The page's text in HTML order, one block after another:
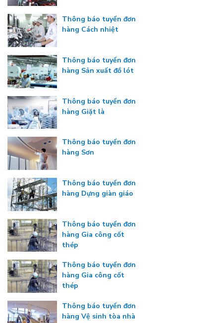
Thông báo tuyển đơn
hàng Cách nhiệt
Thông báo tuyển đơn
hàng Sản xuất đồ lót
Thông báo tuyển đơn
hàng Giặt là
Thông báo tuyển đơn
hàng Sơn
Thông báo tuyển đơn
hàng Dựng giàn giáo
Thông báo tuyển đơn
hàng Gia công cốt
thép
Thông báo tuyển đơn
hàng Gia công cốt
thép
Thông báo tuyển đơn
hàng Vệ sinh tòa nhà